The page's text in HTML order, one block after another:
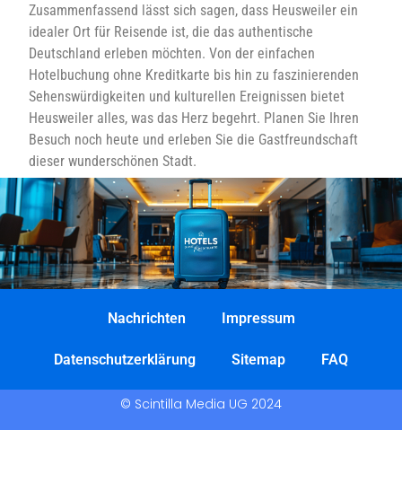
Zusammenfassend lässt sich sagen, dass Heusweiler ein
idealer Ort für Reisende ist, die das authentische
Deutschland erleben möchten. Von der einfachen
Hotelbuchung ohne Kreditkarte bis hin zu faszinierenden
Sehenswürdigkeiten und kulturellen Ereignissen bietet
Heusweiler alles, was das Herz begehrt. Planen Sie Ihren
Besuch noch heute und erleben Sie die Gastfreundschaft
dieser wunderschönen Stadt.
Nachrichten Impressum
Datenschutzerklärung Sitemap FAQ
© Scintilla Media UG 2024